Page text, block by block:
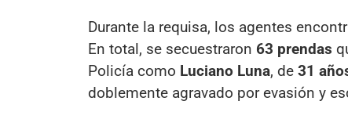
Durante la requisa, los agentes
En total, se secuestraron 63 prendas
Policía como Luciano Luna, de 31
doblemente agravado por evasión y